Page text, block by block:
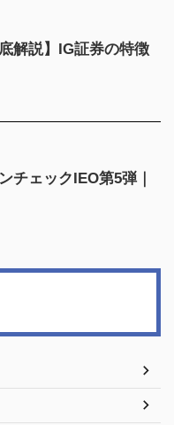
解説】IG証券の特徴
チェックIEO第5弾｜